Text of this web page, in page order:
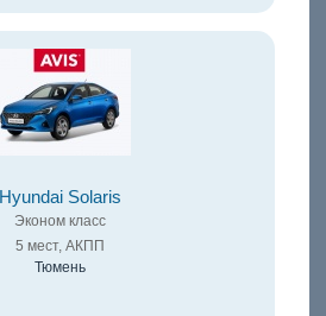
Hyundai Solaris
Эконом класс
5 мест, АКПП
Тюмень